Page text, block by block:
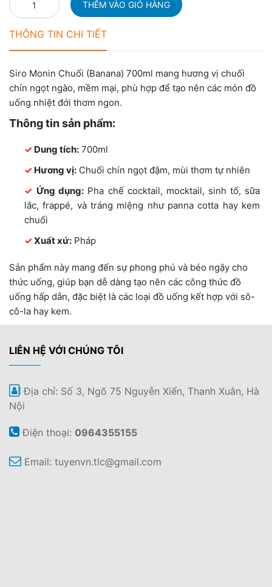
THÔNG TIN CHI TIẾT
Siro Monin Chuối (Banana) 700ml mang hương vị chuối
chín ngọt ngào, mềm mại, phù hợp để tạo nên các món đồ
uống nhiệt đới thơm ngon.
Thông tin sản phẩm:
Dung tích: 700ml
Hương vị: Chuối chín ngọt đậm, mùi thơm tự nhiên
Ứng dụng: Pha chế cocktail, mocktail, sinh tố, sữa
lắc, frappé, và tráng miệng như panna cotta hay kem
chuối
Xuất xứ: Pháp
Sản phẩm này mang đến sự phong phú và béo ngậy cho
thức uống, giúp bạn dễ dàng tạo nên các công thức đồ
uống hấp dẫn, đặc biệt là các loại đồ uống kết hợp với sô-
cô-la hay kem.
LIÊN HỆ VỚI CHÚNG TÔI
Địa chỉ: Số 3, Ngõ 75 Nguyễn Xiển, Thanh Xuân, Hà
Nội
Điện thoại: 0964355155
Email: tuyenvn.tlc@gmail.com